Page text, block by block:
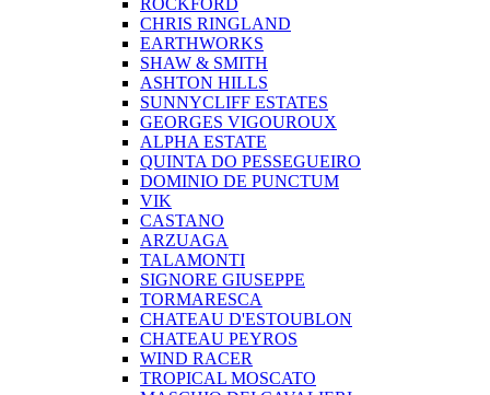
ROCKFORD
CHRIS RINGLAND
EARTHWORKS
SHAW & SMITH
ASHTON HILLS
SUNNYCLIFF ESTATES
GEORGES VIGOUROUX
ALPHA ESTATE
QUINTA DO PESSEGUEIRO
DOMINIO DE PUNCTUM
VIK
CASTANO
ARZUAGA
TALAMONTI
SIGNORE GIUSEPPE
TORMARESCA
CHATEAU D'ESTOUBLON
CHATEAU PEYROS
WIND RACER
TROPICAL MOSCATO